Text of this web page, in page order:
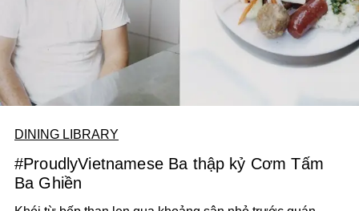
DINING LIBRARY
#ProudlyVietnamese Ba thập kỷ Cơm Tấm
Ba Ghiền